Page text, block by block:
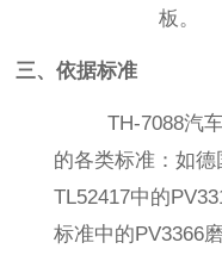
板。
三、依据标准
TH-7088汽
的各类标准：如德
TL52417中的
标准中的PV3366